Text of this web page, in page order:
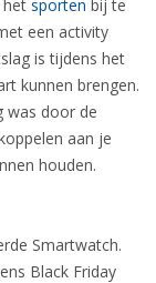
het sporten bij te
een activity
is tijdens het
kunnen brengen.
was door de
aan je
houden.
Smartwatch.
Black Friday